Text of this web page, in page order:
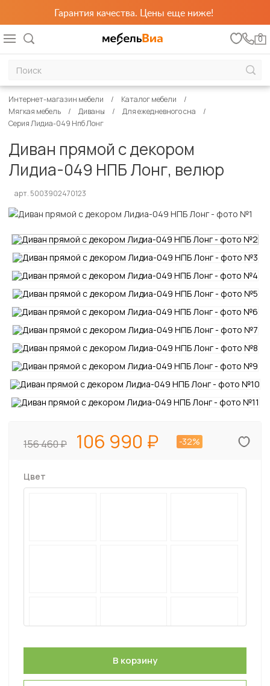
Гарантия качества. Цены еще ниже!
0
Интернет-магазин мебели
Каталог мебели
Мягкая мебель
Диваны
Для ежедневного сна
Серия Лидиа-049 Нпб Лонг
Диван прямой с декором
Лидиа-049 НПБ Лонг, велюр
арт. 5003902470123
156 460 106 990 -32%
Цвет